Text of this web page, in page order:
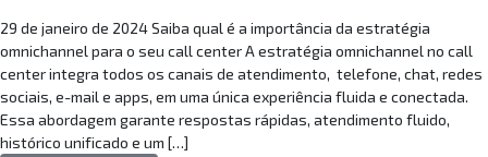
29 de janeiro de 2024 Saiba qual é a importância da estratégia
omnichannel para o seu call center A estratégia omnichannel no call
center integra todos os canais de atendimento, telefone, chat, redes
sociais, e-mail e apps, em uma única experiência fluida e conectada.
Essa abordagem garante respostas rápidas, atendimento fluido,
histórico unificado e um […]